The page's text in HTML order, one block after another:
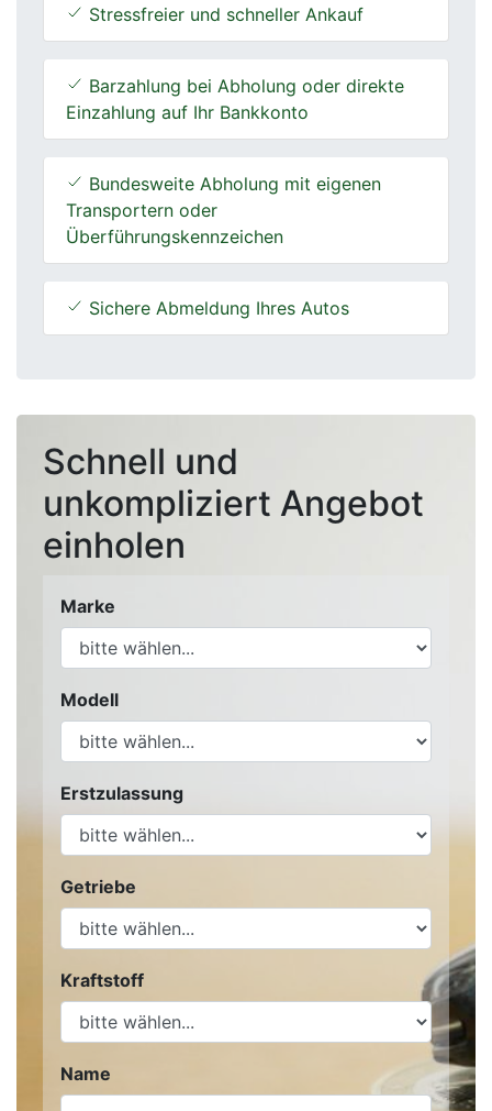
Stressfreier und schneller Ankauf
Barzahlung bei Abholung oder direkte
Einzahlung auf Ihr Bankkonto
Bundesweite Abholung mit eigenen
Transportern oder
Überführungskennzeichen
Sichere Abmeldung Ihres Autos
Schnell und
unkompliziert Angebot
einholen
Marke
Modell
Erstzulassung
Getriebe
Kraftstoff
Name